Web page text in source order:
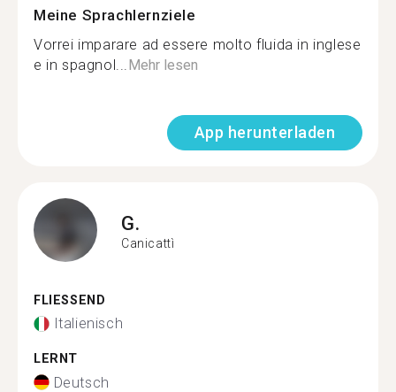
Meine Sprachlernziele
Vorrei imparare ad essere molto fluida in inglese
e in spagnol... Mehr lesen
App herunterladen
G.
Canicattì
FLIESSEND
Italienisch
LERNT
Deutsch